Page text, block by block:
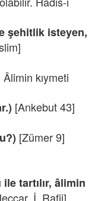
şehitlik isteyen,
kıymeti
[Ankebut 43]
[Zümer 9]
tartılır, âlimin
İ, Rafii]